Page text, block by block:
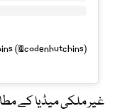
(@cadenhutchins)